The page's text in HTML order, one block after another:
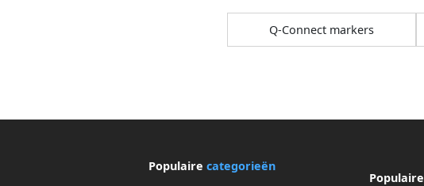
Q-Connect markers
Populaire categorieën
Populaire